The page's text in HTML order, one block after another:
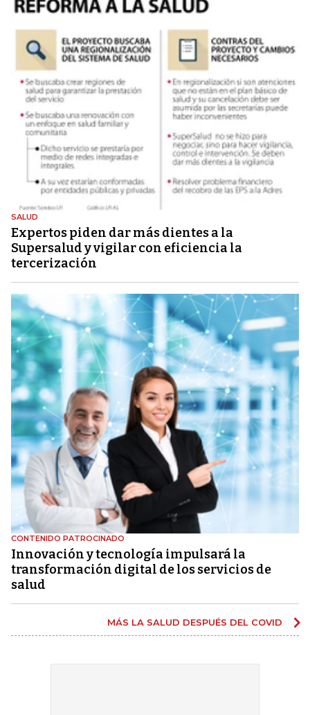
SALUD
Expertos piden dar más dientes a la
Supersalud y vigilar con eficiencia la
tercerización
CONTENIDO PATROCINADO
Innovación y tecnología impulsará la
transformación digital de los servicios de
salud
MÁS LA SALUD DESPUÉS DEL COVID